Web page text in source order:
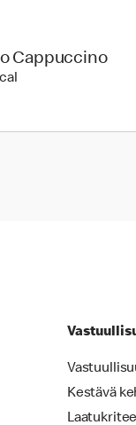
Cappuccino
Kestävä